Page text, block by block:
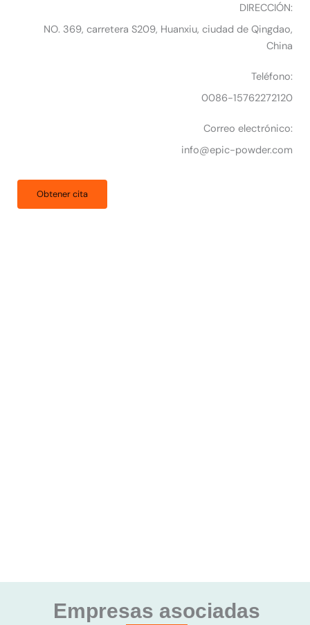
DIRECCIÓN:
NO. 369, carretera S209, Huanxiu, ciudad de Qingdao,
China
Teléfono:
0086-15762272120
Correo electrónico:
info@epic-powder.com
Obtener cita
Empresas asociadas